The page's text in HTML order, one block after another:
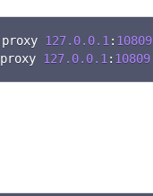
proxy 127.0.0.1 : 10809
proxy 127.0.0.1 : 10809